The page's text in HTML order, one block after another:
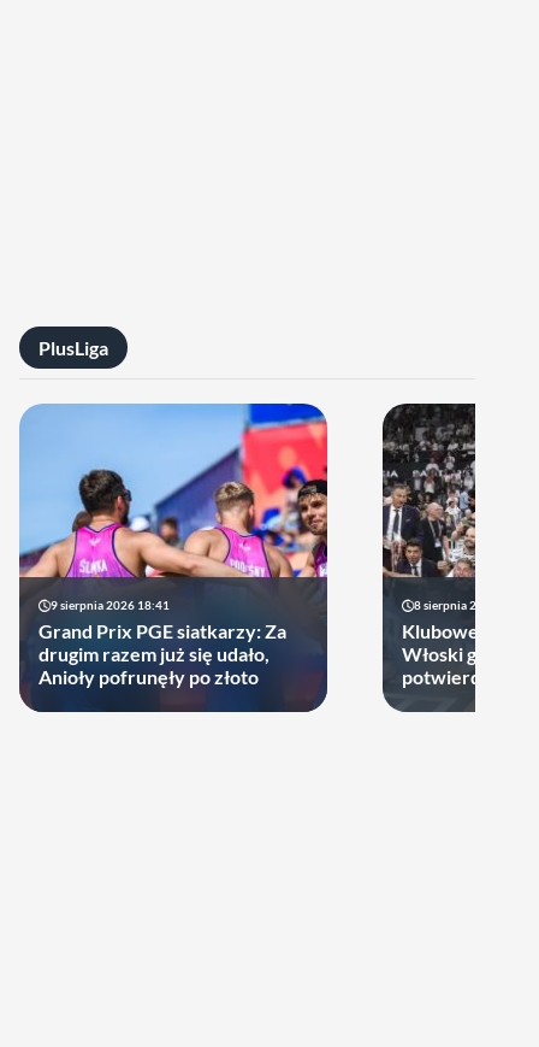
PlusLiga
9 sierpnia 2026 18:41
Grand Prix PGE siatkarzy: Za
drugim razem już się udało,
Anioły pofrunęły po złoto
8 sierpnia 2026 21:46
Klubowe
Włoski gigant
potwierdził